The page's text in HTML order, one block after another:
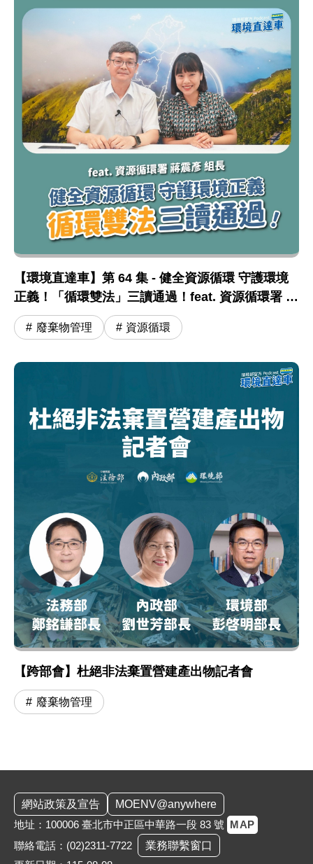
【環境直達車】第 64 集 - 健全資源循環 守護環境
正義！「循環雙法」三讀通過！feat. 資源循環署 蔣
震彥組長
廢棄物管理 資源循環
【跨部會】杜絕非法棄置營建產出物記者會
廢棄物管理
網站政策及宣告
MOENV@anywhere
地址：100006 臺北市中正區中華路一段 83 號 MAP
聯絡電話： (02)2311-7722
業務聯繫窗口